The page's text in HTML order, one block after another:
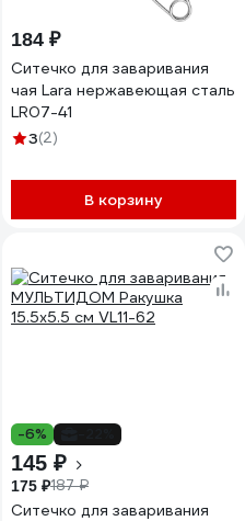
184 ₽
Ситечко для заваривания
чая Lara нержавеющая сталь
LR07-41
3(2)
В корзину
-6%
145 ₽
175 ₽187 ₽
Ситечко для заваривания